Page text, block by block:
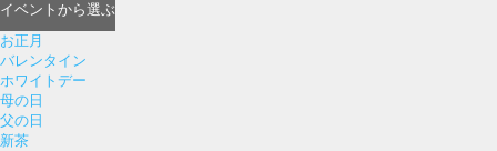
イベント から選ぶ
お正月
バレンタイン
ホワイトデー
母の日
父の日
新茶